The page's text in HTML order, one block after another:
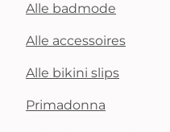
Alle badmode
Alle accessoires
Alle bikini slips
Primadonna